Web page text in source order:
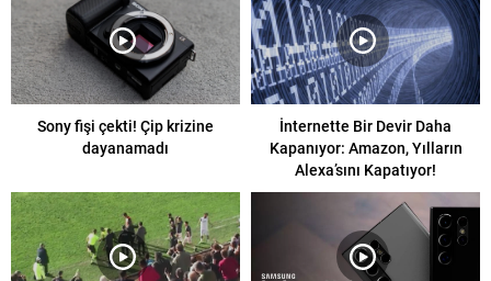
Sony fişi çekti! Çip krizine
dayanamadı
İnternette Bir Devir Daha
Kapanıyor: Amazon, Yılların
Alexa’sını Kapatıyor!